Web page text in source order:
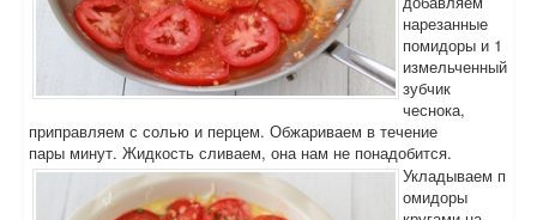
нарезанные
помидоры и 1
измельченный
зубчик
чеснока,
приправляем с солью и перцем. Обжариваем в течение
пары минут. Жидкость сливаем, она нам не понадобится.
Укладываем п
омидоры